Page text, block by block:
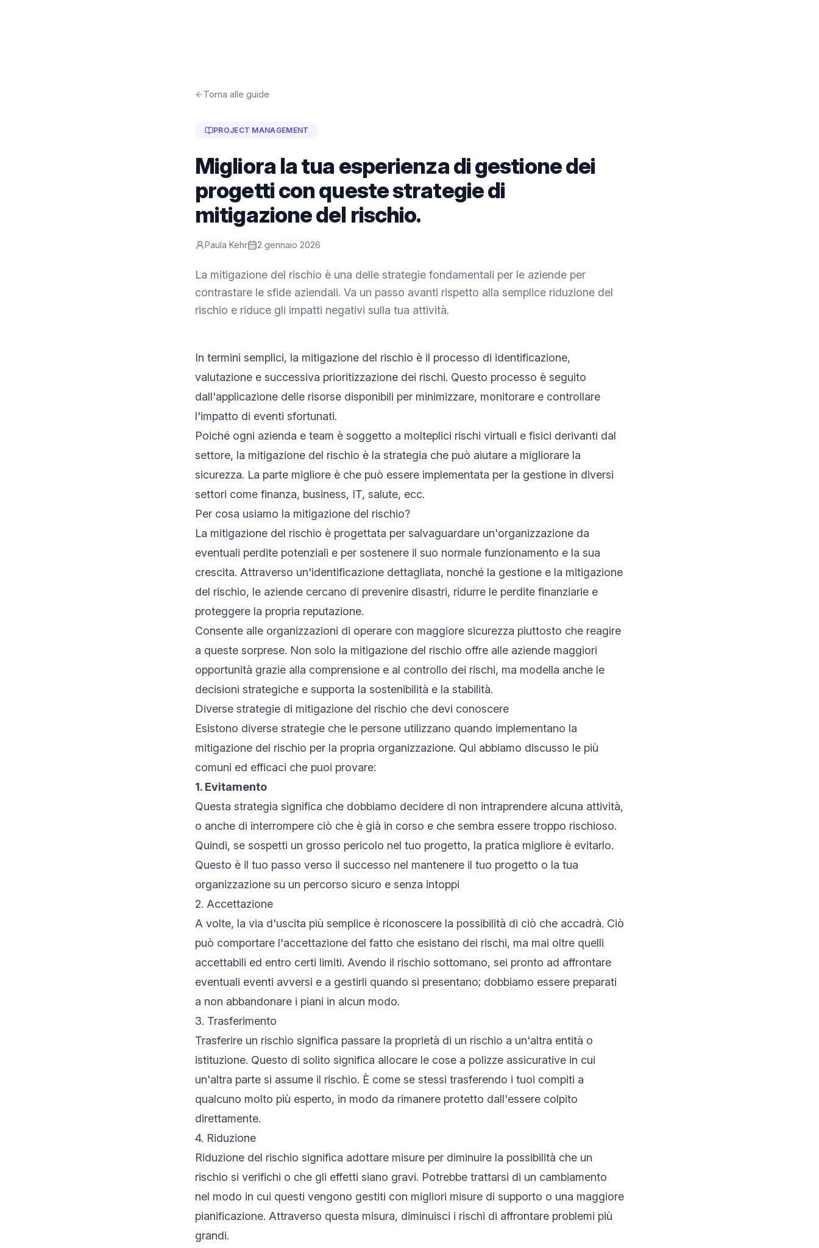
Torna alle guide
PROJECT MANAGEMENT
Migliora la tua esperienza di gestione dei
progetti con queste strategie di
mitigazione del rischio.
Paula Kehr 2 gennaio 2026
La mitigazione del rischio è una delle strategie fondamentali per le aziende per
contrastare le sfide aziendali. Va un passo avanti rispetto alla semplice riduzione del
rischio e riduce gli impatti negativi sulla tua attività.
In termini semplici, la mitigazione del rischio è il processo di identificazione,
valutazione e successiva prioritizzazione dei rischi. Questo processo è seguito
dall'applicazione delle risorse disponibili per minimizzare, monitorare e controllare
l'impatto di eventi sfortunati.
Poiché ogni azienda e team è soggetto a molteplici rischi virtuali e fisici derivanti dal
settore, la mitigazione del rischio è la strategia che può aiutare a migliorare la
sicurezza. La parte migliore è che può essere implementata per la gestione in diversi
settori come finanza, business, IT, salute, ecc.
Per cosa usiamo la mitigazione del rischio?
La mitigazione del rischio è progettata per salvaguardare un'organizzazione da
eventuali perdite potenziali e per sostenere il suo normale funzionamento e la sua
crescita. Attraverso un'identificazione dettagliata, nonché la gestione e la mitigazione
del rischio, le aziende cercano di prevenire disastri, ridurre le perdite finanziarie e
proteggere la propria reputazione.
Consente alle organizzazioni di operare con maggiore sicurezza piuttosto che reagire
a queste sorprese. Non solo la mitigazione del rischio offre alle aziende maggiori
opportunità grazie alla comprensione e al controllo dei rischi, ma modella anche le
decisioni strategiche e supporta la sostenibilità e la stabilità.
Diverse strategie di mitigazione del rischio che devi conoscere
Esistono diverse strategie che le persone utilizzano quando implementano la
mitigazione del rischio per la propria organizzazione. Qui abbiamo discusso le più
comuni ed efficaci che puoi provare:
1. Evitamento
Questa strategia significa che dobbiamo decidere di non intraprendere alcuna attività,
o anche di interrompere ciò che è già in corso e che sembra essere troppo rischioso.
Quindi, se sospetti un grosso pericolo nel tuo progetto, la pratica migliore è evitarlo.
Questo è il tuo passo verso il successo nel mantenere il tuo progetto o la tua
organizzazione su un percorso sicuro e senza intoppi
2. Accettazione
A volte, la via d'uscita più semplice è riconoscere la possibilità di ciò che accadrà. Ciò
può comportare l'accettazione del fatto che esistano dei rischi, ma mai oltre quelli
accettabili ed entro certi limiti. Avendo il rischio sottomano, sei pronto ad affrontare
eventuali eventi avversi e a gestirli quando si presentano; dobbiamo essere preparati
a non abbandonare i piani in alcun modo.
3. Trasferimento
Trasferire un rischio significa passare la proprietà di un rischio a un'altra entità o
istituzione. Questo di solito significa allocare le cose a polizze assicurative in cui
un'altra parte si assume il rischio. È come se stessi trasferendo i tuoi compiti a
qualcuno molto più esperto, in modo da rimanere protetto dall'essere colpito
direttamente.
4. Riduzione
Riduzione del rischio significa adottare misure per diminuire la possibilità che un
rischio si verifichi o che gli effetti siano gravi. Potrebbe trattarsi di un cambiamento
nel modo in cui questi vengono gestiti con migliori misure di supporto o una maggiore
pianificazione. Attraverso questa misura, diminuisci i rischi di affrontare problemi più
grandi.